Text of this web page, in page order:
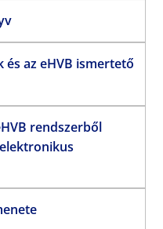
az eHVB ismertető
rendszerből